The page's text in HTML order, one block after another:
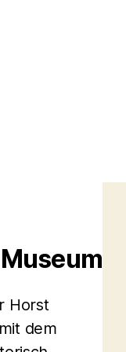
Horst
dem